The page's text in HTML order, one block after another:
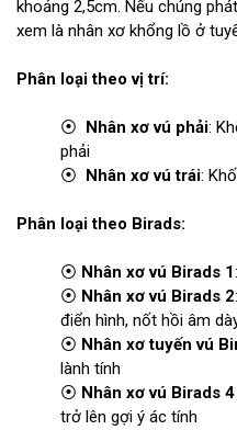
khoảng 2,5cm. Nếu chúng
xem là nhân xơ khổng lồ ở
Phân loại theo vị trí:
⦿ Nhân xơ vú phải:
phải
⦿ Nhân xơ vú trái:
Phân loại theo Birads:
⦿ Nhân xơ vú Birads 1
⦿ Nhân xơ vú Birads 2
điển hình, nốt hồi âm
⦿ Nhân xơ tuyến vú
lành tính
⦿ Nhân xơ vú Birads 4
trở lên gợi ý ác tính